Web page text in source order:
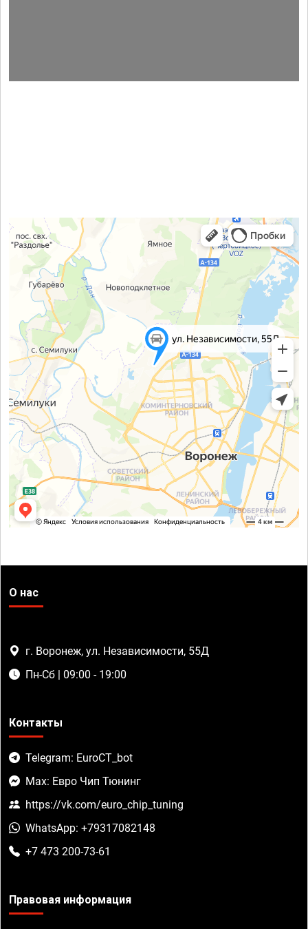
О нас
г. Воронеж, ул. Независимости, 55Д
Пн-Сб | 09:00 - 19:00
Контакты
Telegram: EuroCT_bot
Max: Евро Чип Тюнинг
https://vk.com/euro_chip_tuning
WhatsApp: +79317082148
+7 473 200-73-61
Правовая информация